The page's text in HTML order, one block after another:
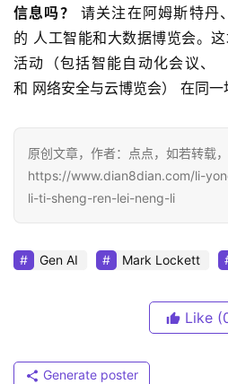
信息吗？
请关注在阿姆斯特丹
的 人工智能和大数据博览会。
活动（包括智能自动化会议、
和 网络安全与云博览会） 在同一
原创文章，作者：点点，如若转载，
https://www.dian8dian.com/li-
li-ti-sheng-ren-lei-neng-li
Gen AI Mark Lockett
Like
Generate poster